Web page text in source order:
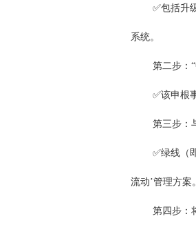
✅包括升
系统。
第二步：
✅该申根
第三步：
✅绿线（
流动’管理方案。
第四步：